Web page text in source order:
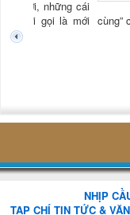
“Xời, những cái
mới gọi là mới cùng”
NHỊP
TẠP CHÍ TIN TỨC &